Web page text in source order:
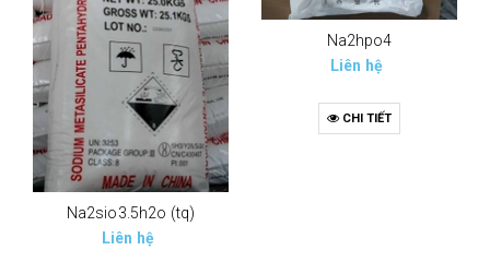
Na2sio3.5h2o (tq)
Liên hệ
Na2hpo4
Liên hệ
CHI TIẾT